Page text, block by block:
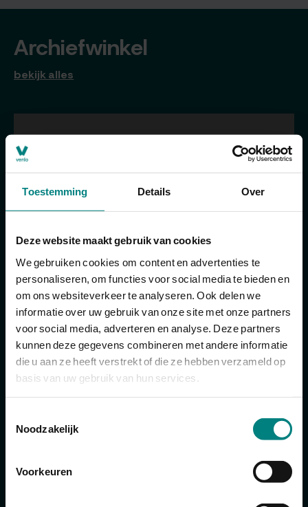
Toestemming Details Over
Deze website maakt gebruik van cookies
We gebruiken cookies om content en advertenties te
personaliseren, om functies voor social media te bieden en
om ons websiteverkeer te analyseren. Ook delen we
informatie over uw gebruik van onze site met onze partners
voor social media, adverteren en analyse. Deze partners
kunnen deze gegevens combineren met andere informatie
die u aan ze heeft verstrekt of die ze hebben verzameld op
basis van uw gebruik van hun services.
Noodzakelijk
Voorkeuren
Archiefwinkel
bekijk alles
Een voorname vrouw vertelt
Tien buunartikelen Auteur: Mariet Verberkt